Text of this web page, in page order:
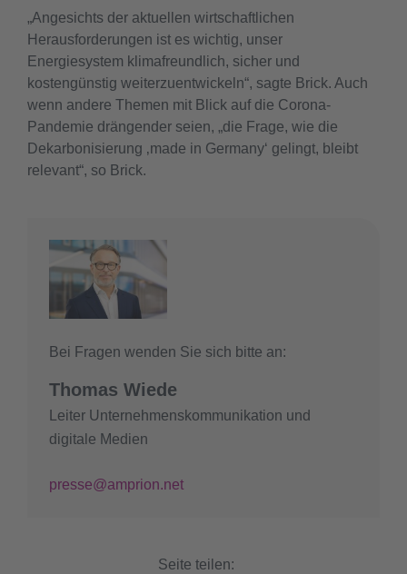
„Angesichts der aktuellen wirtschaftlichen
Herausforderungen ist es wichtig, unser
Energiesystem klimafreundlich, sicher und
kostengünstig weiterzuentwickeln“, sagte Brick. Auch
wenn andere Themen mit Blick auf die Corona-
Pandemie drängender seien, „die Frage, wie die
Dekarbonisierung ‚made in Germany‘ gelingt, bleibt
relevant“, so Brick.
Bei Fragen wenden Sie sich bitte an:
Thomas Wiede
Leiter Unternehmenskommunikation und
digitale Medien
presse@amprion.net
Seite teilen: